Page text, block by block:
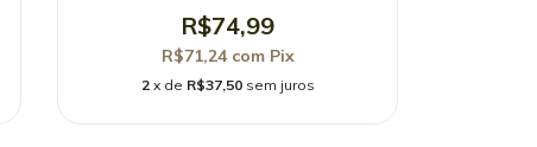
R$74,99
R$71,24 com Pix
2 x de R$37,50 sem juros